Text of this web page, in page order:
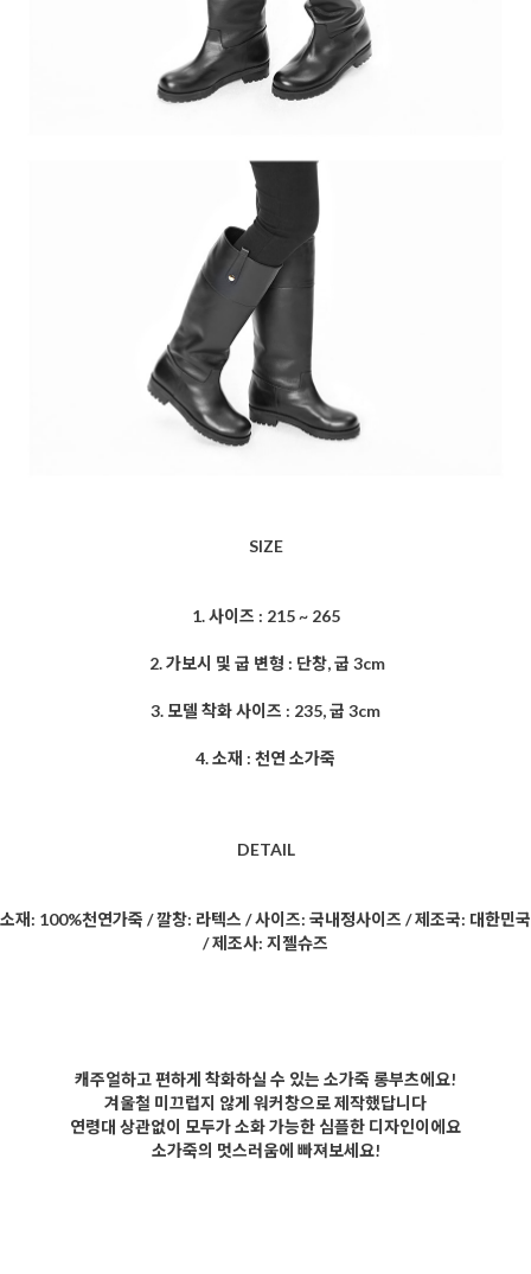
SIZE
1. 사이즈 : 215 ~ 265
2. 가보시 및 굽 변형 : 단창, 굽 3cm
3. 모델 착화 사이즈 : 235, 굽 3cm
4. 소재 : 천연 소가죽
DETAIL
소재: 100%천연가죽 / 깔창: 라텍스 / 사이즈: 국내정사이즈 / 제조국: 대한민국
/ 제조사: 지젤슈즈
캐주얼하고 편하게 착화하실 수 있는 소가죽 롱부츠에요!
겨울철 미끄럽지 않게 워커창으로 제작했답니다
연령대 상관없이 모두가 소화 가능한 심플한 디자인이에요
소가죽의 멋스러움에 빠져보세요!